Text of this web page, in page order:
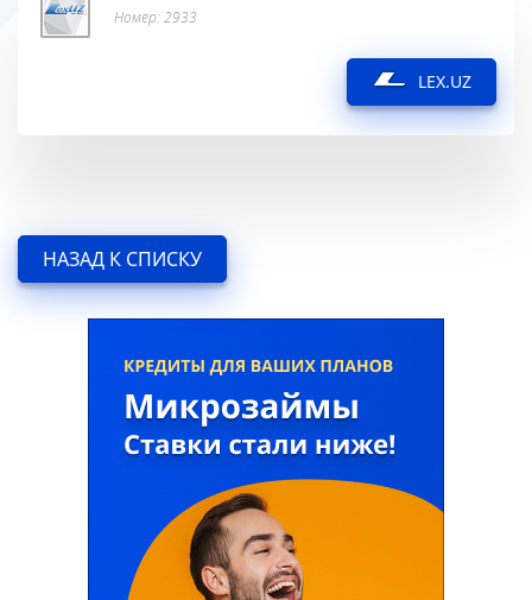
Номер: 2933
LEX.UZ
НАЗАД К СПИСКУ